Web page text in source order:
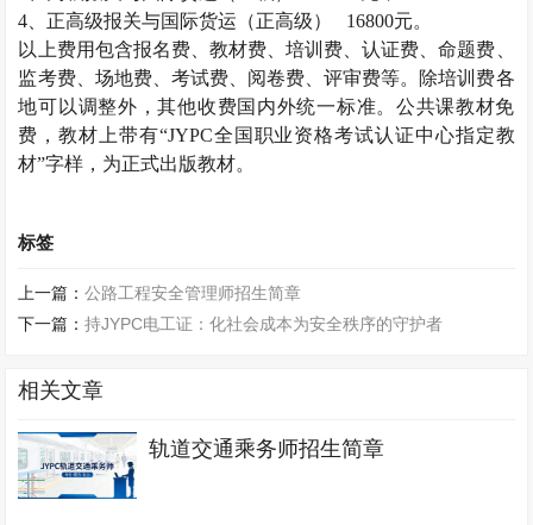
4 、正高级报关与国际货运（正高级） 16800元。
以上费用包含报名费、教材费、培训费、认证费、命题费、
监考费、场地费、考试费、阅卷费、评审费等。除培训费各
地可以调整外，其他收费国内外统一标准。公共课教材免
费，教材上带有“JYPC全国职业资格考试认证中心指定教
材”字样，为正式出版教材。
标签
上一篇：公路工程安全管理师招生简章
下一篇：持JYPC电工证：化社会成本为安全秩序的守护者
相关文章
轨道交通乘务师招生简章